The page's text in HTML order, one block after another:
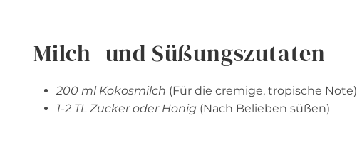
Milch- und Süßungszutaten
200 ml Kokosmilch (Für die cremige, tropische Note)
1-2 TL Zucker oder Honig (Nach Belieben süßen)